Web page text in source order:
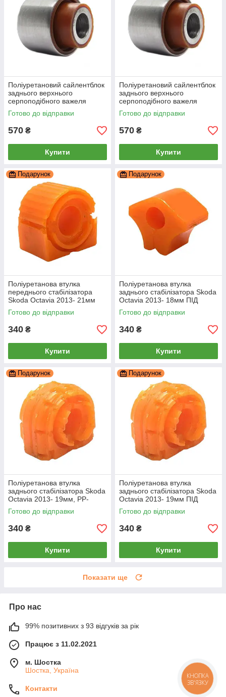
Поліуретановий сайлентблок
заднього верхнього
серпоподібного важеля
внутрішній Skoda Octavia
2013-, PP-0165
Готово до відправки
570 ₴
Купити
Поліуретановий сайлентблок
заднього верхнього
серпоподібного важеля
зовнішній Skoda Octavia
2013-, PP-0165
Готово до відправки
570 ₴
Купити
Подарунок
Поліуретанова втулка
переднього стабілізатора
Skoda Octavia 2013- 21мм
ПІД вироблення, PP-0143P
Готово до відправки
340 ₴
Купити
Подарунок
Поліуретанова втулка
заднього стабілізатора Skoda
Octavia 2013- 18мм ПІД
вироблення, PP-0269P
Готово до відправки
340 ₴
Купити
Подарунок
Поліуретанова втулка
заднього стабілізатора Skoda
Octavia 2013- 19мм, PP-
0333P
Готово до відправки
340 ₴
Купити
Подарунок
Поліуретанова втулка
заднього стабілізатора Skoda
Octavia 2013- 19мм ПІД
вироблення, PP-0333P
Готово до відправки
340 ₴
Купити
Показати ще
Про нас
99% позитивних з 93 відгуків за рік
Працює з 11.02.2021
м. Шостка
Шостка, Україна
Контакти
КНОПКА
ЗВ'ЯЗКУ